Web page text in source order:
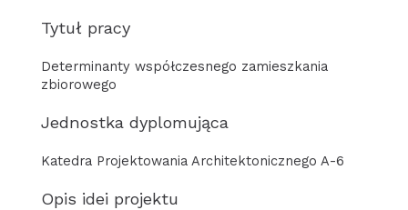
Tytuł pracy
Determinanty współczesnego zamieszkania
zbiorowego
Jednostka dyplomująca
Katedra Projektowania Architektonicznego A-6
Opis idei projektu